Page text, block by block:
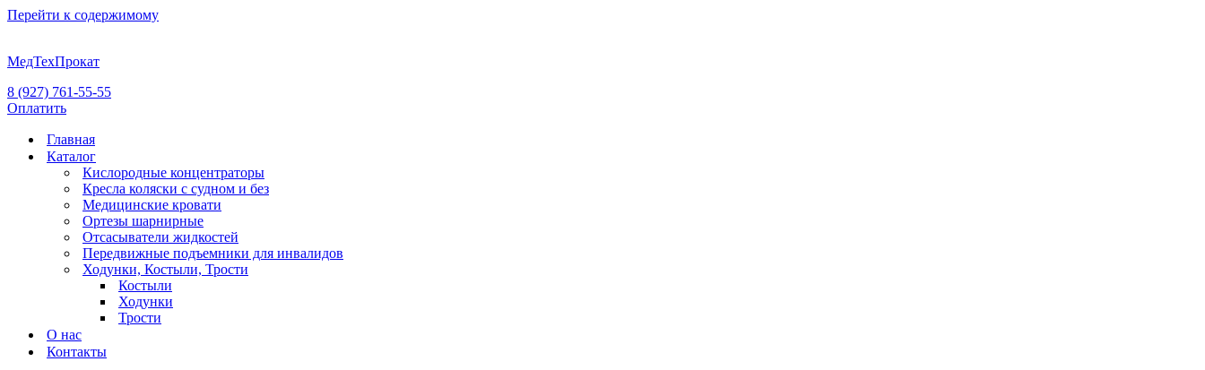
Перейти к содержимому
МедТехПрокат
8 (927) 761-55-55
Оплатить
Главная
Каталог
Кислородные концентраторы
Кресла коляски с судном и без
Медицинские кровати
Ортезы шарнирные
Отсасыватели жидкостей
Передвижные подъемники для инвалидов
Ходунки, Костыли, Трости
Костыли
Ходунки
Трости
О нас
Контакты